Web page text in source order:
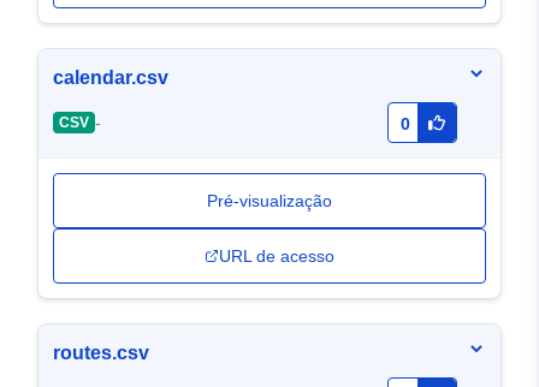
calendar.csv
CSV - 0
Pré-visualização
URL de acesso
routes.csv